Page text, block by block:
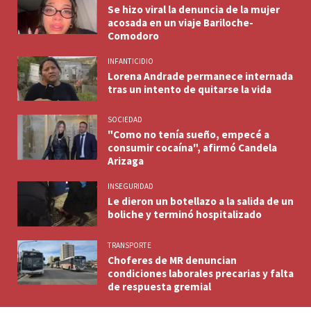
Se hizo viral la denuncia de la mujer
acosada en un viaje Bariloche-
Comodoro
INFANTICIDIO
Lorena Andrade permanece internada
tras un intento de quitarse la vida
SOCIEDAD
"Como no tenía sueño, empecé a
consumir cocaína", afirmó Candela
Arizaga
INSEGURIDAD
Le dieron un botellazo a la salida de un
boliche y terminó hospitalizado
TRANSPORTE
Choferes de MR denuncian
condiciones laborales precarias y falta
de respuesta gremial